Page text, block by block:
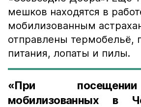
мешков находятся в
мобилизованным
отправлены термобельё,
питания, лопаты и пилы.
«При
мобилизованных в